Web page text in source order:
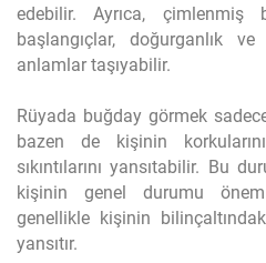
edebilir. Ayrıca,
başlangıçlar, doğurganlık
anlamlar taşıyabilir.
Rüyada buğday görmek
bazen de kişinin
sıkıntılarını yansıtabilir. Bu
kişinin genel durumu
genellikle kişinin
yansıtır.